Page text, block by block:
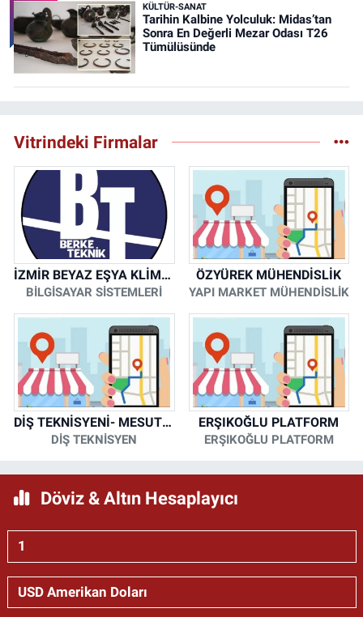
KÜLTÜR-SANAT
Tarihin Kalbine Yolculuk: Midas’tan
Sonra En Değerli Mezar Odası T26
Tümülüsünde
Vitrindeki Firmalar
İZMİR BEYAZ EŞYA KLİMA KOMBİ SERVİSİ
BİLGİSAYAR SİSTEMLERİ
ÖZYÜREK MÜHENDİSLİK
YAPI MARKET MÜHENDİSLİK
DİŞ TEKNİSYENİ- MESUT KORKMAZ
DİŞ TEKNİSYEN
ERŞIKOĞLU PLATFORM
ERŞIKOĞLU PLATFORM
Döviz & Altın Hesaplayıcı